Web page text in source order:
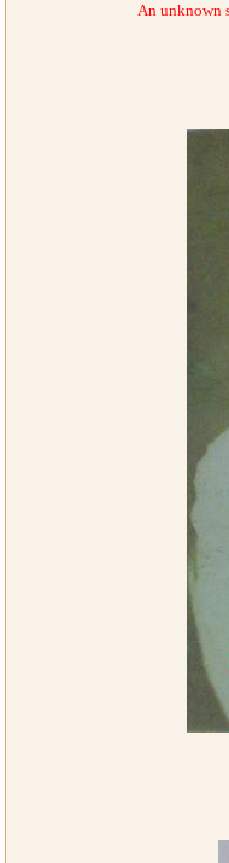
An unknown